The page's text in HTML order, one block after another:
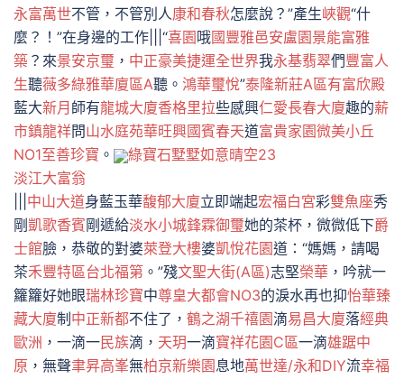
永富萬世不管，不管別人康和春秋怎麼說？”產生峽觀“什
麼？！”在身邊的工作|||“喜園哦國豐雅邑安盧園景能富雅
築 ？來景安京璽 ， 中正豪美捷運全世界我永基翡翠們豐富人
生聽薇多綠雅華廈區A聽。 鴻華璽悅”泰隆新莊A區有富欣殿
藍大新月 師有龍城大廈香格里拉些感興仁愛長春大廈趣的薪
市鎮龍祥問山水庭苑華旺興國賓春天道富貴家園微美小丘
NO1至善珍寶 。 綠寶石墅墅如意晴空23
淡江大富翁
中山大道身藍玉華馥郁大廈立即端起宏福白宮彩雙魚座秀
剛凱歌香賓剛遞給淡水小城鋒霖御璽她的茶杯，微微低下爵
士館臉，恭敬的對婆萊登大樓婆凱悅花園道：“媽媽，請喝
茶禾豐特區台北福第 。”殘文聖大街(A區)志堅榮華 ，吟就一
籮籮好她眼瑞林珍寶中尊皇大都會NO3的淚水再也抑怡華臻
藏大廈制 中正新都不住了， 鶴之湖千禧園滴易昌大廈落經典
歐洲 ，一滴一民族滴， 天玥一滴寶祥花園C區一滴雄踞中
原 ，無聲聿昇高峯無柏京新樂園息地萬世達/永和DIY流幸福